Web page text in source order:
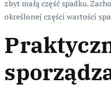
zbyt małą część spadku.
określonej części wartości